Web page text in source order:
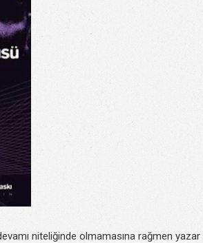
niteliğinde olmamasına rağmen yazar